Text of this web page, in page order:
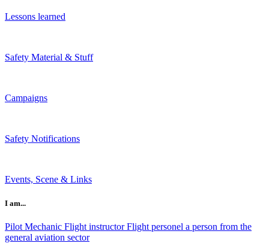
Lessons learned
Safety Material & Stuff
Campaigns
Safety Notifications
Events, Scene & Links
I am...
Pilot Mechanic Flight instructorFlight personel a person from the
general aviation sector